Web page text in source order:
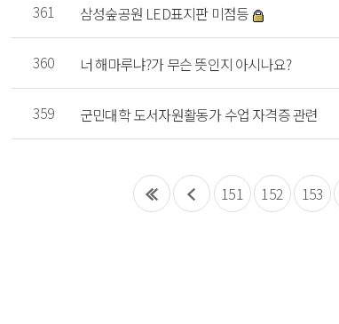
361 삼성숲공원 LED표지판 미점등
360 너 해마루냐?가 무슨 뜻인지 아시나요?
359 군민대학 도서자원활동가 수업 자격증 관련
151 152 153